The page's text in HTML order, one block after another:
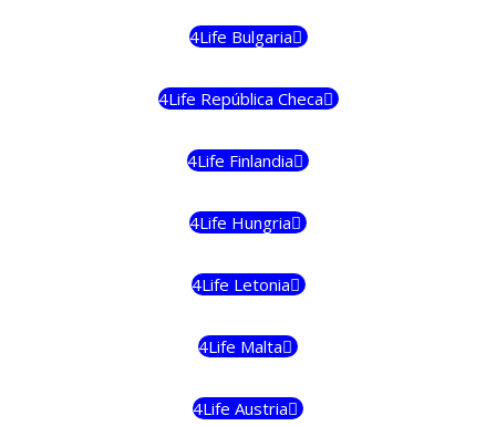
4Life Bulgaria
4Life República Checa
4Life Finlandia
4Life Hungria
4Life Letonia
4Life Malta
4Life Austria